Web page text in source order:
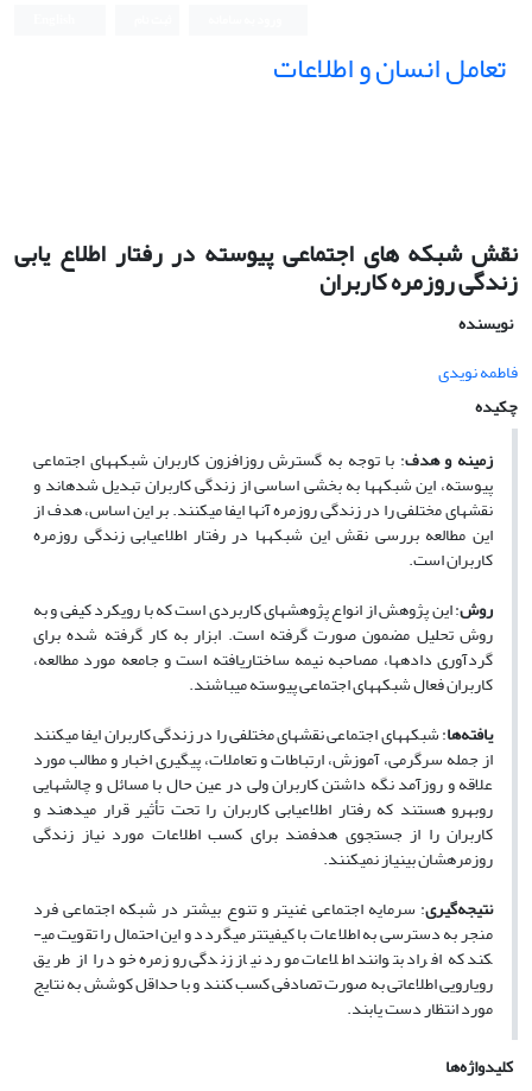
تعامل انسان و اطلاعات
نقش شبکه های اجتماعی پیوسته در رفتار اطلاع یابی
زندگی روزمره کاربران
نویسنده
فاطمه نویدی
چکیده
زمینه و هدف: با توجه به گسترش روزافزون کاربران شبکه­های اجتماعی
پیوسته، این شبکه­ها به بخشی اساسی از زندگی کاربران تبدیل شده­اند و
نقش­های مختلفی را در زندگی روزمره آن­ها ایفا می­کنند. بر این اساس، هدف از
این مطالعه بررسی نقش این شبکه­ها در رفتار اطلاع­یابی زندگی روزمره
کاربران است.
روش: این پژوهش از انواع پژوهش­های کاربردی است که با رویکرد کیفی و به
روش تحلیل مضمون صورت گرفته است. ابزار به کار گرفته شده برای
گردآوری داده­ها، مصاحبه نیمه ساختاریافته است و جامعه مورد مطالعه،
کاربران فعال شبکه­های اجتماعی پیوسته می­باشند.
یافته‌ها: شبکه­های اجتماعی نقش­های مختلفی را در زندگی کاربران ایفا می­کنند
از جمله سرگرمی، آموزش، ارتباطات و تعاملات، پیگیری اخبار و مطالب مورد
علاقه و روزآمد نگه داشتن کاربران ولی در عین حال با مسائل و چالش­هایی
روبه­رو هستند که رفتار اطلاع­یابی کاربران را تحت تأثیر قرار می­دهند و
کاربران را از جستجوی هدفمند برای کسب اطلاعات مورد نیاز زندگی
روزمره­شان بی­نیاز نمی­کنند.
نتیجه‌گیری: سرمایه اجتماعی غنی­تر و تنوع بیشتر در شبکه اجتماعی فرد
منجر به دسترسی به اطلاعات با کیفیت­تر می­گردد و این احتمال را تقویت می­
کند که افراد بتوانند اطلاعات مورد نیاز زندگی روزمره خود را از طریق
رویارویی اطلاعاتی به صورت تصادفی کسب کنند و با حداقل کوشش به نتایج
مورد انتظار دست یابند.
کلیدواژه‌ها